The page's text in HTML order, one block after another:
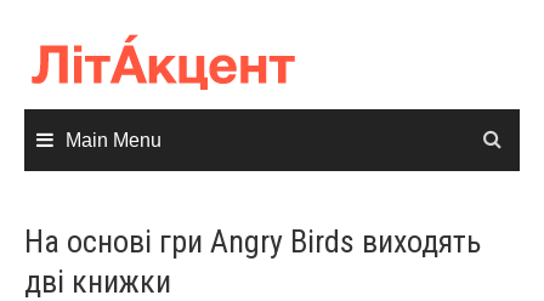
content
Main Menu
На основі гри Angry Birds виходять
дві книжки